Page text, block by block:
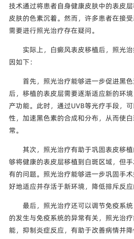
技术通过将患者自身健康皮肤中的表皮
皮肤的色素沉着。然而，许多患者在接
需要进行照光治疗存在疑问。
实际上，白癜风表皮移植后，照光
因如下：
首先，照光治疗能够进一步促进黑
后，移植的表皮层需要逐渐适应新的环
产功能。此时，通过UVB等光疗手段，
性，加速黑色素的合成和分布，从而使
常。
其次，照光治疗有助于巩固表皮移
够将健康的表皮层移植到白斑区域，但
有的问题。照光治疗能够进一步巩固手
好地适应并存活于新环境，降低排斥反应
最后，照光治疗还可以调节免疫系
的发生与免疫系统的异常有关，照光治
能，抑制炎症反应，有助于改善病情并降